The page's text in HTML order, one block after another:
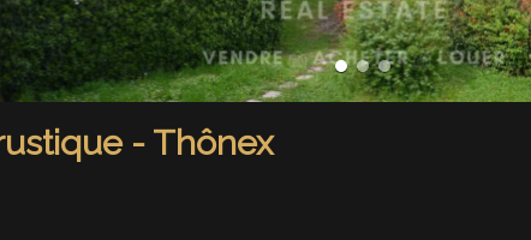
- Thônex